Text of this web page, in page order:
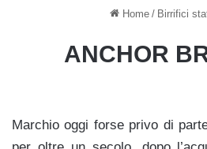
Home / Birrifici
ANCHOR
Marchio oggi forse privo di